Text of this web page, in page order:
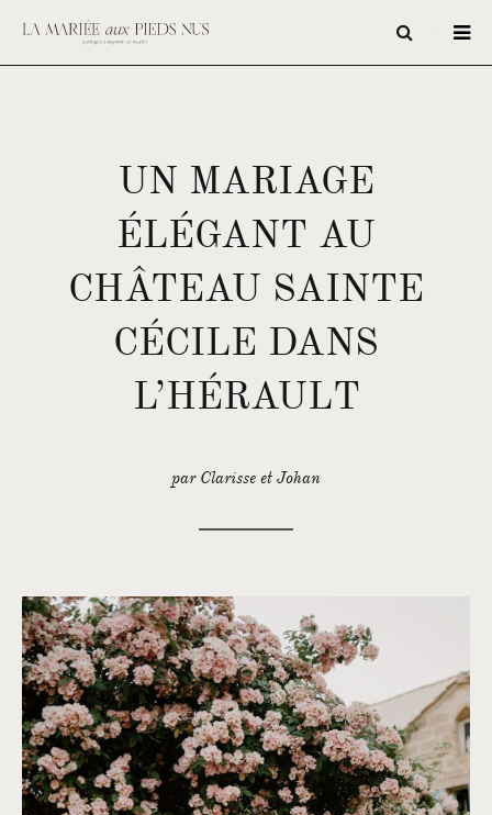
UN MARIAGE
ÉLÉGANT AU
CHÂTEAU SAINTE
CÉCILE DANS
L’HÉRAULT
par Clarisse et Johan